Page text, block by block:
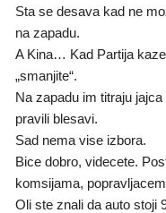
Sta se desava kad ne
na zapadu.
A Kina… Kad Partija
„smanjite“.
Na zapadu im titraju
pravili blesavi.
Sad nema vise izbora.
Bice dobro, videcete.
komsijama,
Oli ste znali da auto stoji